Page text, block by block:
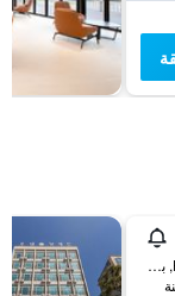
54, Haesuyokjang 10-Gil, بوريونغ, كوريا الجنوبية